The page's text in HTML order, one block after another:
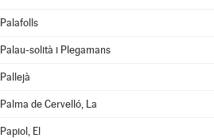
Palafolls
Palau-solità i Plegamans
Pallejà
Palma de Cervelló, La
Papiol, El